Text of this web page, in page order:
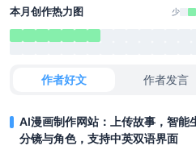
本月创作热力图 少
作者好文 作者发言
AI漫画制作网站：上传故事，智能
分镜与角色，支持中英双语界面